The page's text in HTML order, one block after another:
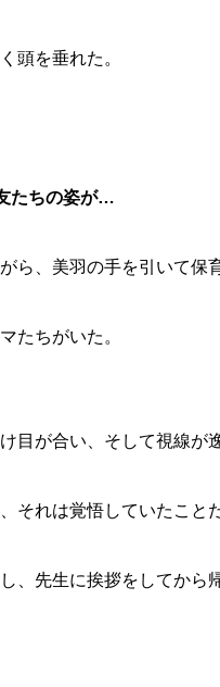
頭を垂れた。
たちの姿が…
ら、美羽の手を引いて保
たちがいた。
目が合い、そして視線が
それは覚悟していたことだ
、先生に挨拶をしてから